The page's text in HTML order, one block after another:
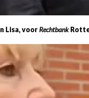
Lisa, voor Rechtbank